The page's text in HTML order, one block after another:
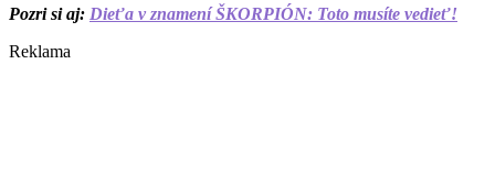
Pozri si aj: Dieťa v znamení ŠKORPIÓN: Toto musíte vedieť!
Reklama